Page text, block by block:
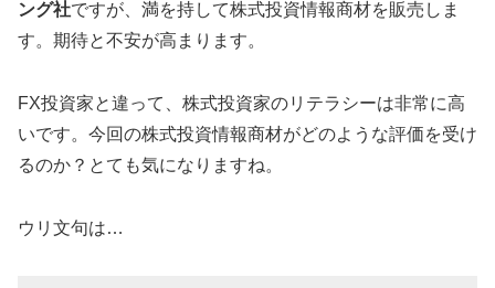
ング社ですが、満を持して株式投資情報商材を販売しま
す。期待と不安が高まります。
FX投資家と違って、株式投資家のリテラシーは非常に高
いです。今回の株式投資情報商材がどのような評価を受け
るのか？とても気になりますね。
ウリ文句は…